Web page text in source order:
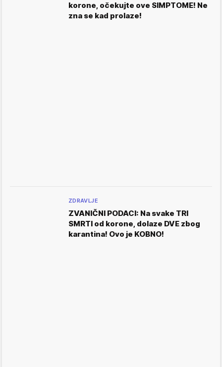
korone, očekujte ove SIMPTOME! Ne
zna se kad prolaze!
ZDRAVLJE
ZVANIČNI PODACI: Na svake TRI
SMRTI od korone, dolaze DVE zbog
karantina! Ovo je KOBNO!